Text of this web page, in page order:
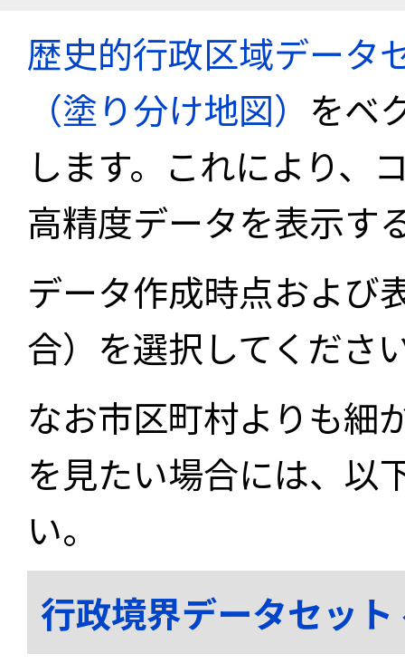
歴史的行政区域データ
（塗り分け地図） をベ
します。これにより、
高精度データを表示す
データ作成時点および
合）を選択してくださ
なお市区町村よりも細
を見たい場合には、以
い。
行政境界データセッ